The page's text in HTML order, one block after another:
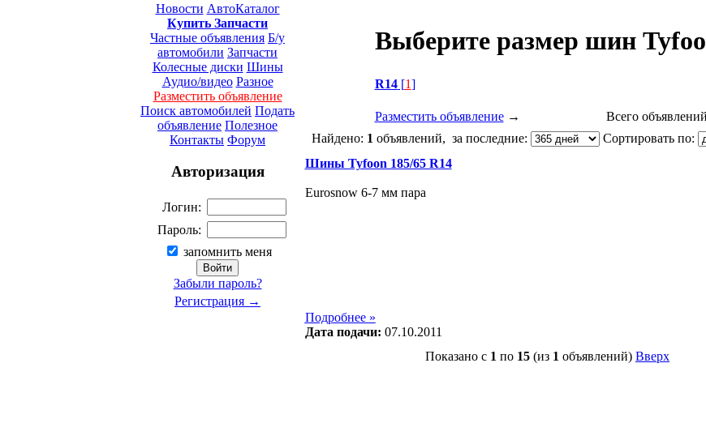
Новости АвтоКаталог
Купить Запчасти
Частные объявления Б/у
автомобили Запчасти
Колесные диски Шины
Аудио/видео Разное
Разместить объявление
Поиск автомобилей Подать
объявление Полезное
Контакты Форум
Авторизация
Логин:
Пароль:
запомнить меня
Забыли пароль?
Регистрация →
Выберите размер шин
R14[1]
Разместить объявление→ Всего
Найдено: 1 объявлений, за последние:
Сортировать по:
Шины Tyfoon 185/65 R14
Eurosnow 6-7 мм пара
Подробнее »
Дата подачи: 07.10.2011
Показано с 1 по 15 (из 1 объявлений) Вверх